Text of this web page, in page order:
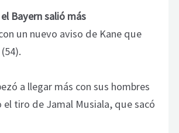
el Bayern salió más
un nuevo aviso de Kane que
a llegar más con sus hombres
el tiro de Jamal Musiala, que sacó